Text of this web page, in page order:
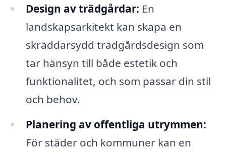
Design av trädgårdar: En
landskapsarkitekt kan skapa en
skräddarsydd trädgårdsdesign som
tar hänsyn till både estetik och
funktionalitet, och som passar din stil
och behov.
Planering av offentliga utrymmen:
För städer och kommuner kan en